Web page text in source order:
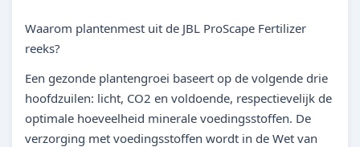
Waarom plantenmest uit de JBL ProScape Fertilizer
reeks?
Een gezonde plantengroei baseert op de volgende drie
hoofdzuilen: licht, CO2 en voldoende, respectievelijk de
optimale hoeveelheid minerale voedingsstoffen. De
verzorging met voedingsstoffen wordt in de Wet van